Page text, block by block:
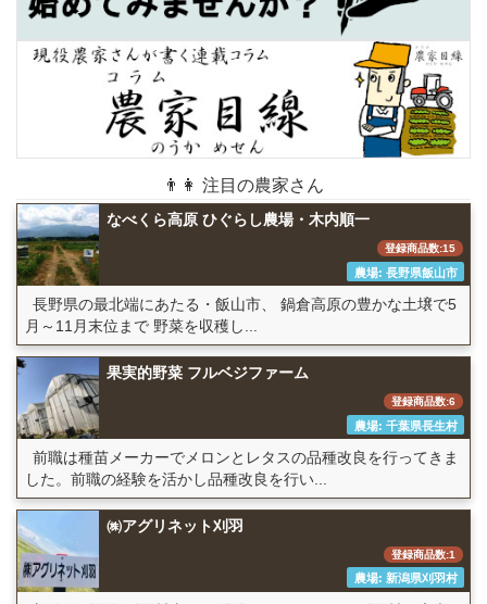
👨👩 注目の農家さん
なべくら高原 ひぐらし農場・木内順一
登録商品数:15
農場: 長野県飯山市
長野県の最北端にあたる・飯山市、 鍋倉高原の豊かな土壌で5
月～11月末位まで 野菜を収穫し...
果実的野菜 フルベジファーム
登録商品数:6
農場: 千葉県長生村
前職は種苗メーカーでメロンとレタスの品種改良を行ってきま
した。前職の経験を活かし品種改良を行い...
㈱アグリネット刈羽
登録商品数:1
農場: 新潟県刈羽村